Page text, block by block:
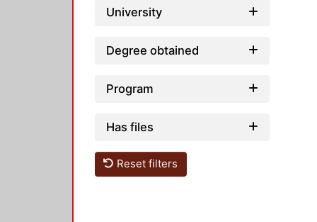
University
Degree obtained
Program
Has files
Reset filters